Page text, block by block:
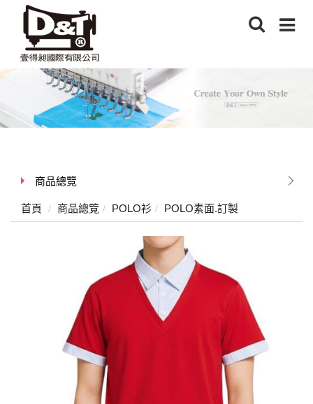
商品總覽
首頁 商品總覽 POLO衫 POLO素面.訂製